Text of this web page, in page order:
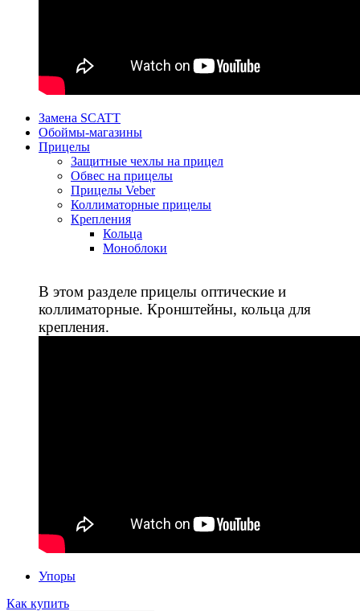
Замена SCATT
Обоймы-магазины
Прицелы
Защитные чехлы на прицел
Обвес на прицелы
Прицелы Veber
Коллиматорные прицелы
Крепления
Кольца
Моноблоки
В этом разделе прицелы оптические и
коллиматорные. Кронштейны, кольца для
крепления.
Упоры
Как купить